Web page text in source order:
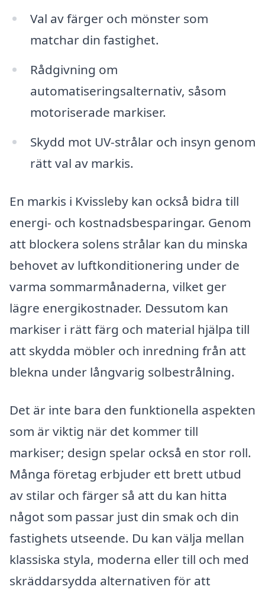
Val av färger och mönster som
matchar din fastighet.
Rådgivning om
automatiseringsalternativ, såsom
motoriserade markiser.
Skydd mot UV-strålar och insyn genom
rätt val av markis.
En markis i Kvissleby kan också bidra till
energi- och kostnadsbesparingar. Genom
att blockera solens strålar kan du minska
behovet av luftkonditionering under de
varma sommarmånaderna, vilket ger
lägre energikostnader. Dessutom kan
markiser i rätt färg och material hjälpa till
att skydda möbler och inredning från att
blekna under långvarig solbestrålning.
Det är inte bara den funktionella aspekten
som är viktig när det kommer till
markiser; design spelar också en stor roll.
Många företag erbjuder ett brett utbud
av stilar och färger så att du kan hitta
något som passar just din smak och din
fastighets utseende. Du kan välja mellan
klassiska styla, moderna eller till och med
skräddarsydda alternativen för att